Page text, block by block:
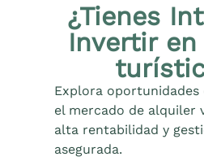
¿Tienes
Invertir
Explora oportunidades
el mercado de alquiler
alta rentabilidad y
asegurada.